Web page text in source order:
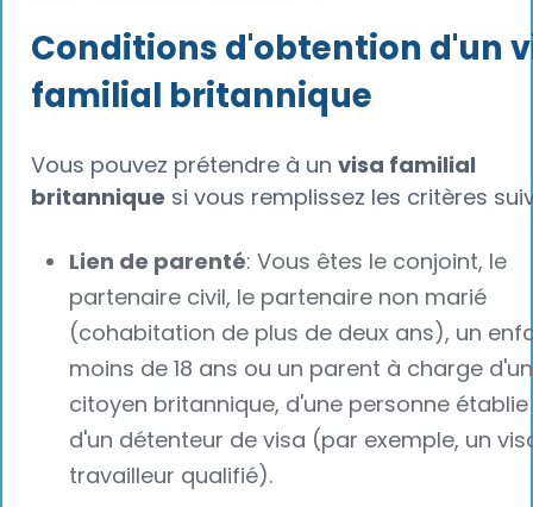
Conditions d'obtention d'un
familial britannique
Vous pouvez prétendre à un visa familial
britannique si vous remplissez les critères
Lien de parenté: Vous êtes le conjoint, le
partenaire civil, le partenaire non marié
(cohabitation de plus de deux ans), un
moins de 18 ans ou un parent à charge d'un
citoyen britannique, d'une personne
d'un détenteur de visa (par exemple, un
travailleur qualifié).